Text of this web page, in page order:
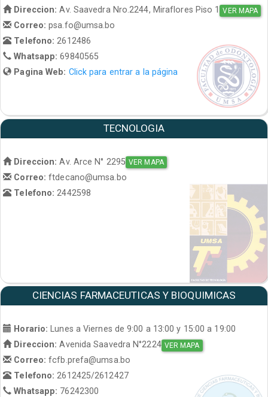
Direccion: Av. Saavedra Nro.2244, Miraflores Piso 1 VER MAPA
Correo:psa.fo@umsa.bo
Telefono:2612486
Whatsapp:69840565
Pagina Web: Click para entrar a la página
TECNOLOGIA
Direccion: Av. Arce N° 2295 VER MAPA
Correo:ftdecano@umsa.bo
Telefono: 2442598
CIENCIAS FARMACEUTICAS Y BIOQUIMICAS
Horario: Lunes a Viernes de 9:00 a 13:00 y 15:00 a 19:00
Direccion: Avenida Saavedra N°2224 VER MAPA
Correo:fcfb.prefa@umsa.bo
Telefono:2612425/2612427
Whatsapp: 76242300